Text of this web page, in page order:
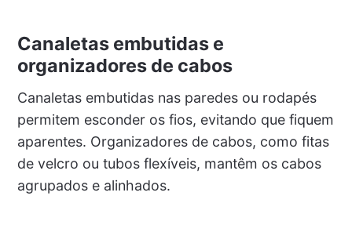
Canaletas embutidas e
organizadores de cabos
Canaletas embutidas nas paredes ou rodapés
permitem esconder os fios, evitando que fiquem
aparentes. Organizadores de cabos, como fitas
de velcro ou tubos flexíveis, mantêm os cabos
agrupados e alinhados.